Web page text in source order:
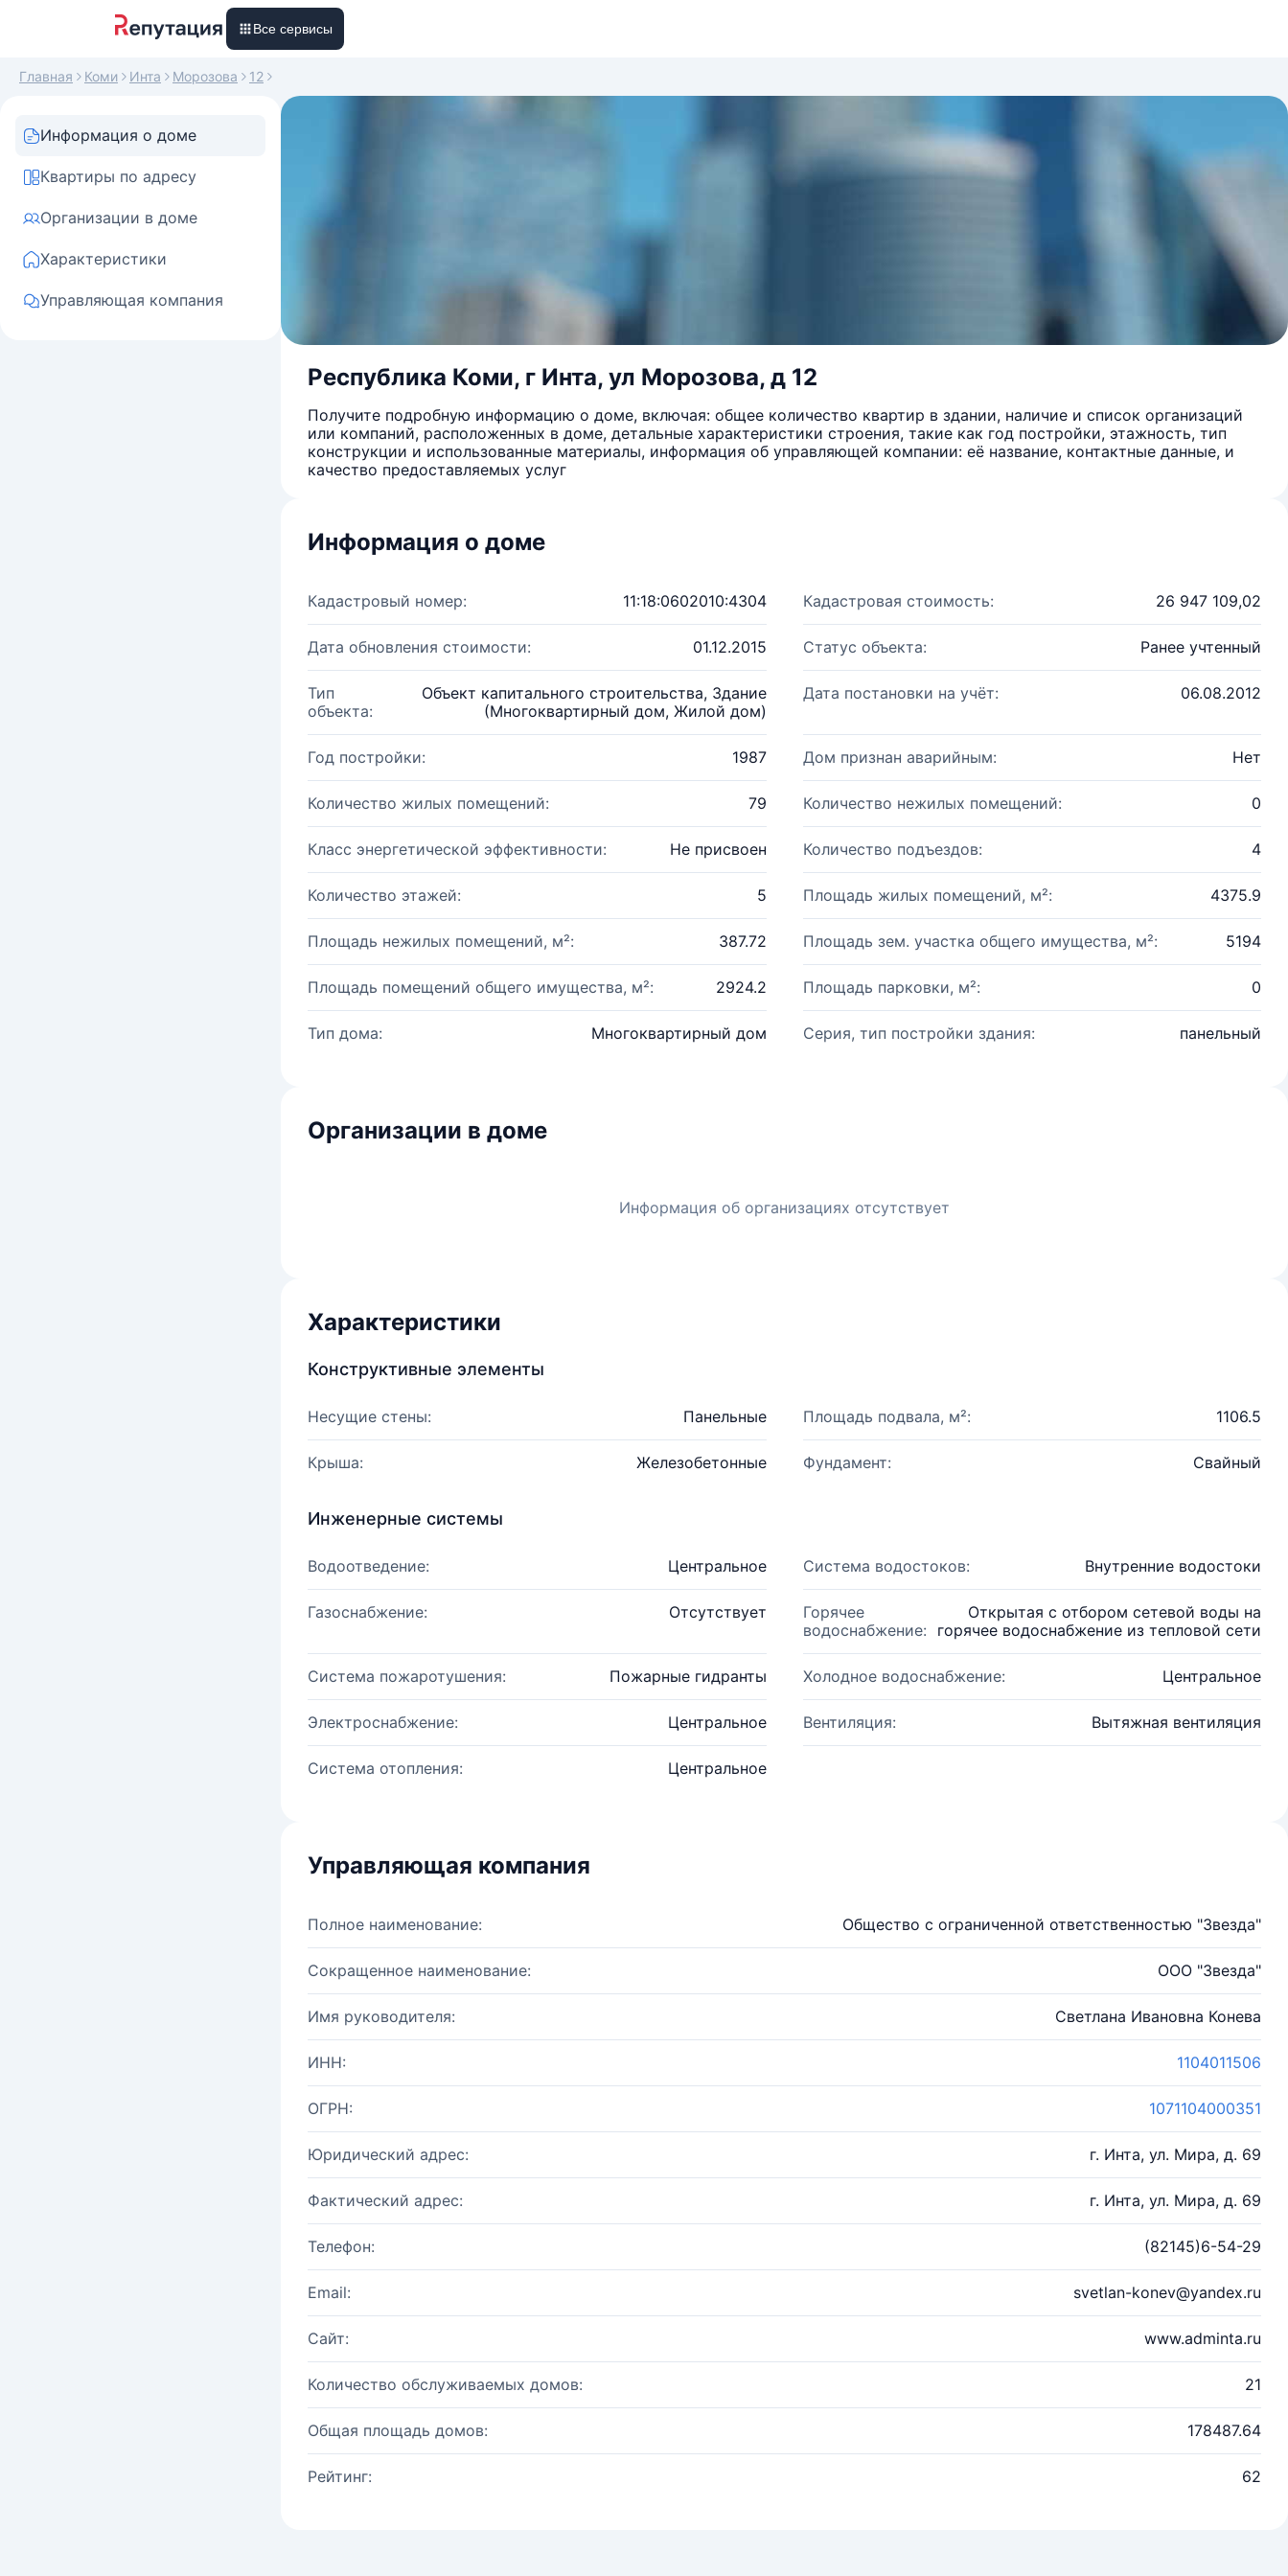
Все сервисы
Главная Коми Инта Морозова 12
Информация о доме
Квартиры по адресу
Организации в доме
Характеристики
Управляющая компания
Республика Коми, г Инта, ул Морозова, д 12
Получите подробную информацию о доме, включая: общее количество квартир в здании, наличие и список организаций
или компаний, расположенных в доме, детальные характеристики строения, такие как год постройки, этажность, тип
конструкции и использованные материалы, информация об управляющей компании: её название, контактные данные, и
качество предоставляемых услуг
Информация о доме
Кадастровый номер: 11:18:0602010:4304 Кадастровая стоимость: 26 947 109,02
Дата обновления стоимости: 01.12.2015 Статус объекта: Ранее учтенный
Тип
объекта:
Объект капитального строительства, Здание
(Многоквартирный дом, Жилой дом)
Дата постановки на учёт: 06.08.2012
Год постройки: 1987 Дом признан аварийным: Нет
Количество жилых помещений: 79 Количество нежилых помещений: 0
Класс энергетической эффективности: Не присвоен Количество подъездов: 4
Количество этажей: 5 Площадь жилых помещений, м²: 4375.9
Площадь нежилых помещений, м²: 387.72 Площадь зем. участка общего имущества, м²: 5194
Площадь помещений общего имущества, м²: 2924.2 Площадь парковки, м²: 0
Тип дома: Многоквартирный дом Серия, тип постройки здания: панельный
Организации в доме
Информация об организациях отсутствует
Характеристики
Конструктивные элементы
Несущие стены: Панельные Площадь подвала, м²: 1106.5
Крыша: Железобетонные Фундамент: Свайный
Инженерные системы
Водоотведение: Центральное Система водостоков: Внутренние водостоки
Газоснабжение: Отсутствует
Горячее
водоснабжение:
Открытая с отбором сетевой воды на
горячее водоснабжение из тепловой сети
Система пожаротушения: Пожарные гидранты Холодное водоснабжение: Центральное
Электроснабжение: Центральное Вентиляция: Вытяжная вентиляция
Система отопления: Центральное
Управляющая компания
Полное наименование: Общество с ограниченной ответственностью "Звезда"
Сокращенное наименование: ООО "Звезда"
Имя руководителя: Светлана Ивановна Конева
ИНН: 1104011506
ОГРН: 1071104000351
Юридический адрес: г. Инта, ул. Мира, д. 69
Фактический адрес: г. Инта, ул. Мира, д. 69
Телефон: (82145)6-54-29
Email: svetlan-konev@yandex.ru
Сайт: www.adminta.ru
Количество обслуживаемых домов: 21
Общая площадь домов: 178487.64
Рейтинг: 62